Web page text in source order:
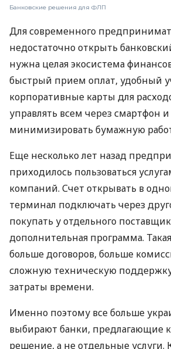
Банковские решения для ФЛП
Для современного
недостаточно открыть
нужна целая экосистема
быстрый прием оплат, удобный
корпоративные карты для
управлять всем через смартфон и
минимизировать бумажную
Еще несколько лет назад
приходилось пользоваться
компаний. Счет открывать в
терминал подключать через
покупать у отдельного
дополнительная программа.
больше договоров, больше
сложную техническую
затраты времени.
Именно поэтому все больше
выбирают банки, предлагающие
решение, а не отдельные